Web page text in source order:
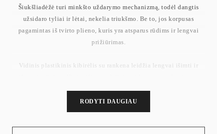
Šiukšliadėžė turi minkšto uždarymo mechanizmą, todėl dangtis
užsidaro tyliai ir lėtai, nekelia triukšmo. Be to, jos korpusas
pagamintas iš tvirto plieno, kuris yra atsparus rūdims ir lengvai
prižiūrimas.
Vidinis plastikinis kibirėlis su rankena leidžia lengvai išimti ir
kibirėlis stabilizuoja šiukšlių maišo kraštą.
RODYTI DAUGIAU